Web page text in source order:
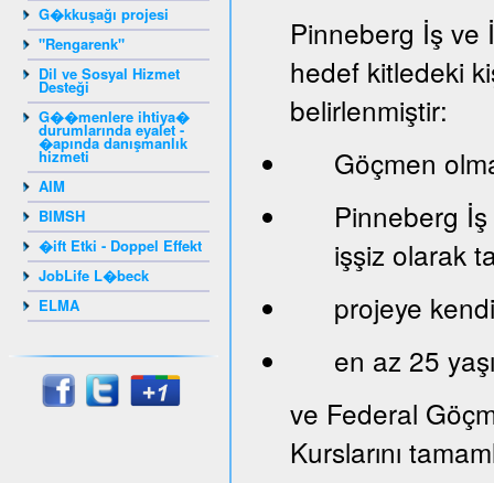
G�kkuşağı projesi
"Rengarenk"
Dil ve Sosyal Hizmet
Desteği
G��menlere ihtiya�
durumlarında eyalet -
�apında danışmanlık
hizmeti
AIM
BIMSH
�ift Etki - Doppel Effekt
JobLife L�beck
ELMA
Pinneberg İş ve
hedef kitledeki
belirlenmiştir:
Göçmen
Pinneberg
işşiz olarak
projeye
en az 25
ve Federal
Kurslarını